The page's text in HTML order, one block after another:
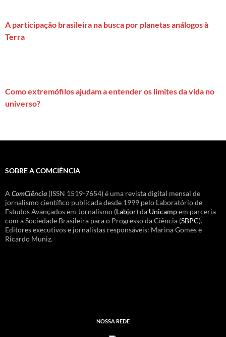
A participação brasileira na busca por planetas análogos à
Terra
Como extremófilos ajudam a entender os limites da vida no
universo?
SOBRE A COMCIÊNCIA
A ComCiência (ISSN 1519-7654) é uma revista digital mensal de
jornalismo científico publicada desde 1999 pelo Laboratório de
Estudos Avançados em Jornalismo (Labjor) da Unicampem parceria
com a Sociedade Brasileira para o Progresso da Ciência (SBPC).
Editores executivos e jornalistas responsáveis: Marina Gomes e
Ricardo Muniz.
NOSSA REDE